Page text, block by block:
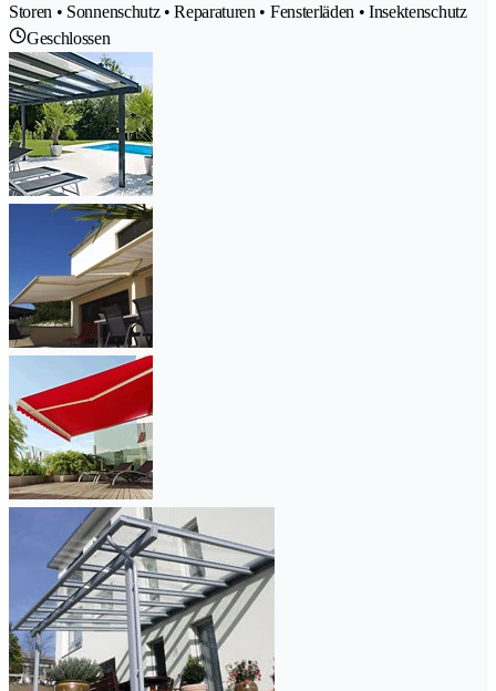
Storen • Sonnenschutz • Reparaturen • Fensterläden • Insektenschutz
Geschlossen